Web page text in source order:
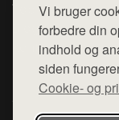
Vi bruger
forbedre din
indhold og
siden
Cookie- og
Top Rabatter
Blog
Kontakt